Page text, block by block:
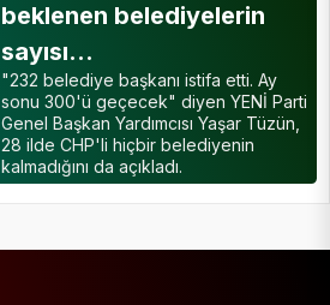
beklenen belediyelerin
sayısı…
"232 belediye başkanı istifa etti. Ay
sonu 300'ü geçecek" diyen YENİ Parti
Genel Başkan Yardımcısı Yaşar Tüzün,
28 ilde CHP'li hiçbir belediyenin
kalmadığını da açıkladı.